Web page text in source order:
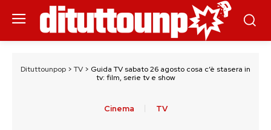
Dituttounpop > TV > Guida TV sabato 26 agosto cosa c’è stasera in
tv: film, serie tv e show
Cinema TV